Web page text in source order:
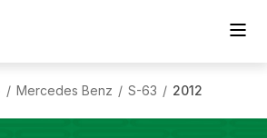
/ Mercedes Benz / S-63 / 2012